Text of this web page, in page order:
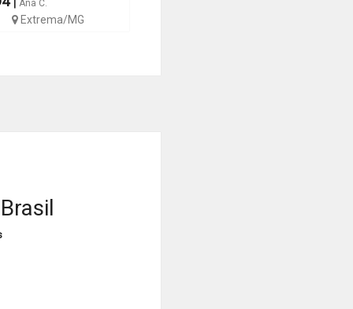
Ana C.
Extrema/MG